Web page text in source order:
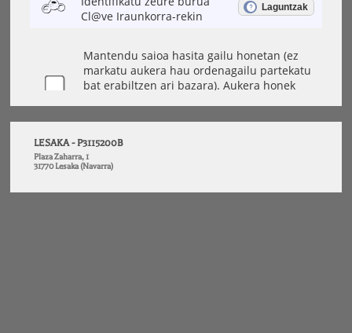
LESAKA - P3115200B
Plaza Zaharra, 1
31770 Lesaka (Navarra)